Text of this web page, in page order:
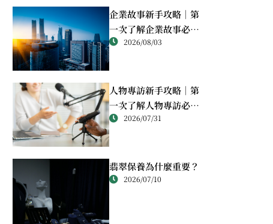
企業故事新手攻略｜第
一次了解企業故事必讀
重點2026/08/03
人物專訪新手攻略｜第
一次了解人物專訪必讀
重點2026/07/31
翡翠保養為什麼重要？
2026/07/10